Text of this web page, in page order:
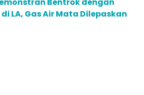
LA, Gas Air Mata Dilepaskan